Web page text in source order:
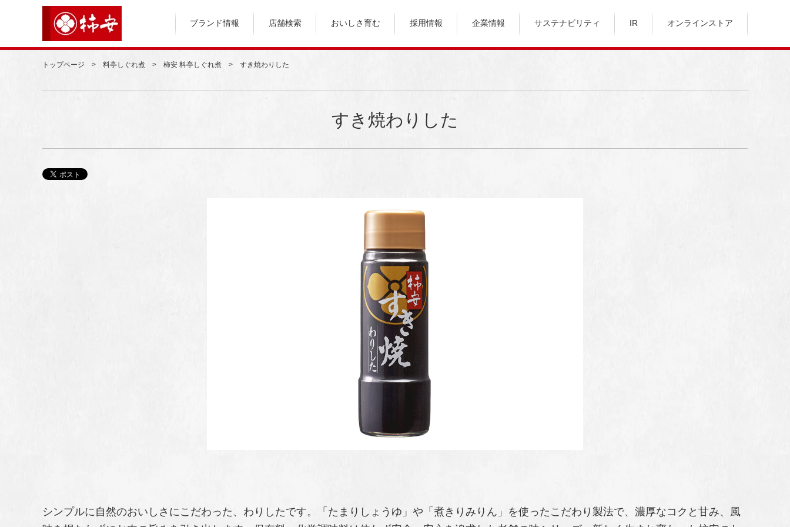
ブランド情報 店舗検索 おいしさ育む 採用情報 企業情報 サステナビリティ IR オンラインストア
トップページ 料亭しぐれ煮 柿安 料亭しぐれ煮 すき焼わりした
すき焼わりした
シンプルに自然のおいしさにこだわった、わりしたです。「たまりしょうゆ」や「煮きりみりん」を使ったこだわり製法で、濃厚なコクと甘み、風